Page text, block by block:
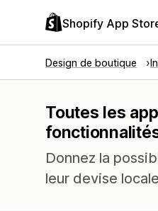
Shopify App
Design de boutique
Toutes les
Donnez la
leur devise